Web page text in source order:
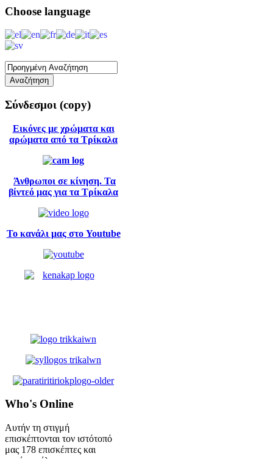
Choose language
Σύνδεσμοι (copy)
Εικόνες με χρώματα και
αρώματα από τα Τρίκαλα
Άνθρωποι σε κίνηση. Τα
βίντεό μας για τα Τρίκαλα
Το κανάλι μας στο Youtube
Who's Online
Αυτήν τη στιγμή
επισκέπτονται τον ιστότοπό
μας 178 επισκέπτες και